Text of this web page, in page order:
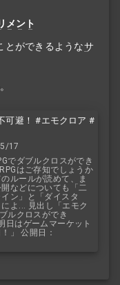
メント
とができるようなサ
可避！ #エモクロア #
17
でダブルクロスができ
はご存知でしょうか
ルールが読めて、ま
などについても「二
ン」と「ダイスタ
よ... 見出し「エモク
ルクロスができ
日はゲームマーケット
」 公開日：